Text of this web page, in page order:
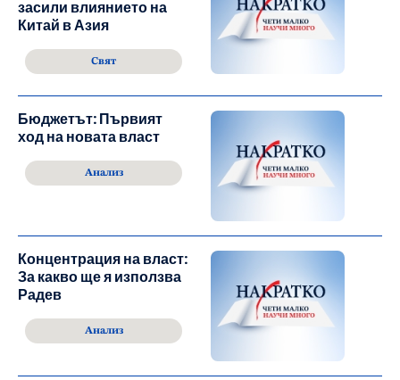
засили влиянието на
Китай в Азия
Свят
Бюджетът: Първият
ход на новата власт
Анализ
Концентрация на власт:
За какво ще я използва
Радев
Анализ